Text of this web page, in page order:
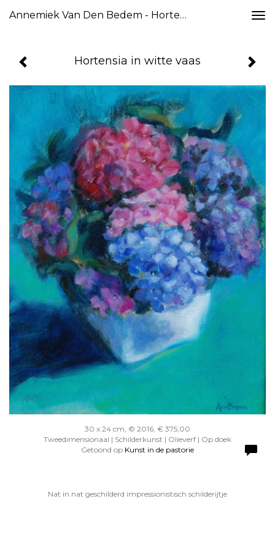
Annemiek Van Den Bedem - Hortensia In Witte Vaas
Hortensia in witte vaas
30 x 24 cm, © 2016, € 375,00
Tweedimensionaal | Schilderkunst | Olieverf | Op doek
Getoond op Kunst in de pastorie
Nat in nat geschilderd impressionistisch schilderijtje